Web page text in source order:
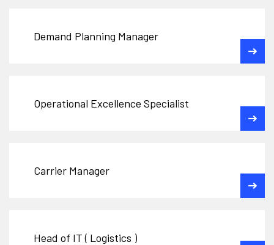
Demand Planning Manager
Operational Excellence Specialist
Carrier Manager
Head of IT ( Logistics )